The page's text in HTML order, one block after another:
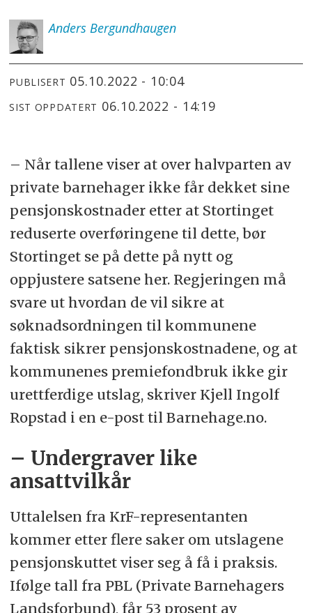
Anders Bergundhaugen
PUBLISERT 05.10.2022 - 10:04
SIST OPPDATERT 06.10.2022 - 14:19
– Når tallene viser at over halvparten av
private barnehager ikke får dekket sine
pensjonskostnader etter at Stortinget
reduserte overføringene til dette, bør
Stortinget se på dette på nytt og
oppjustere satsene her. Regjeringen må
svare ut hvordan de vil sikre at
søknadsordningen til kommunene
faktisk sikrer pensjonskostnadene, og at
kommunenes premiefondbruk ikke gir
urettferdige utslag, skriver Kjell Ingolf
Ropstad i en e-post til Barnehage.no.
– Undergraver like
ansattvilkår
Uttalelsen fra KrF-representanten
kommer etter flere saker om utslagene
pensjonskuttet viser seg å få i praksis.
Ifølge tall fra PBL (Private Barnehagers
Landsforbund), får 53 prosent av